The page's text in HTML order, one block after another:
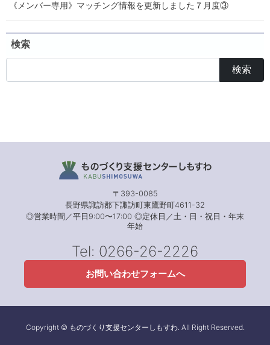
《メンバー専用》マッチング情報を更新しました７月度③
検索
検索
〒393-0085
長野県諏訪郡下諏訪町東鷹野町4611-32
◎営業時間／平日9:00〜17:00 ◎定休日／土・日・祝日・年末
年始
Tel: 0266-26-2226
お問い合わせフォームへ
Copyright © ものづくり支援センターしもすわ. All Right Reserved.